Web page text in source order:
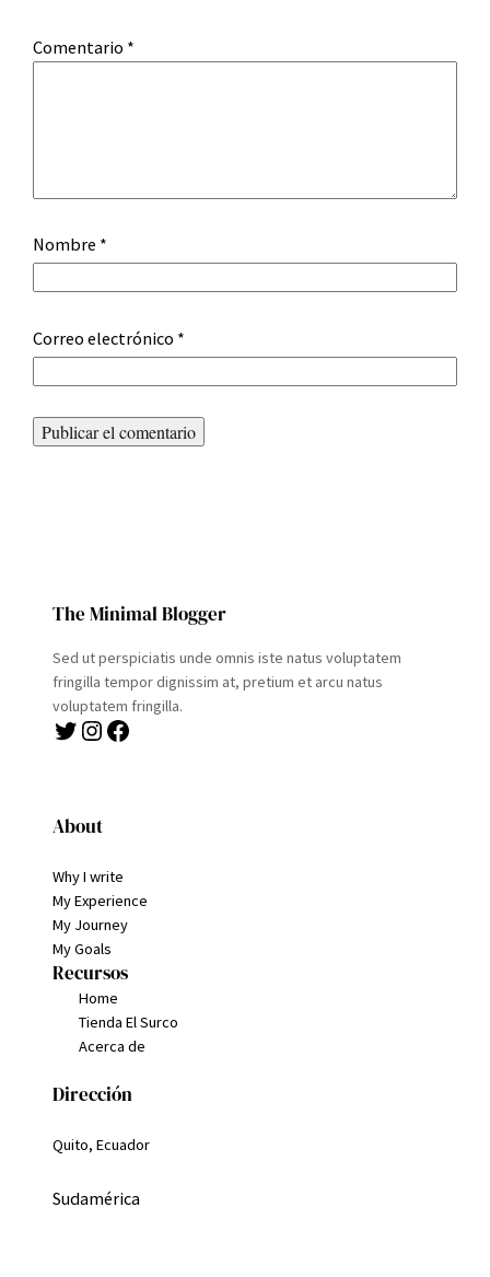
Comentario *
Nombre *
Correo electrónico *
The Minimal Blogger
Sed ut perspiciatis unde omnis iste natus voluptatem
fringilla tempor dignissim at, pretium et arcu natus
voluptatem fringilla.
Twitter Instagram Facebook
About
Why I write
My Experience
My Journey
My Goals
Recursos
Home
Tienda El Surco
Acerca de
Dirección
Quito, Ecuador
Sudamérica